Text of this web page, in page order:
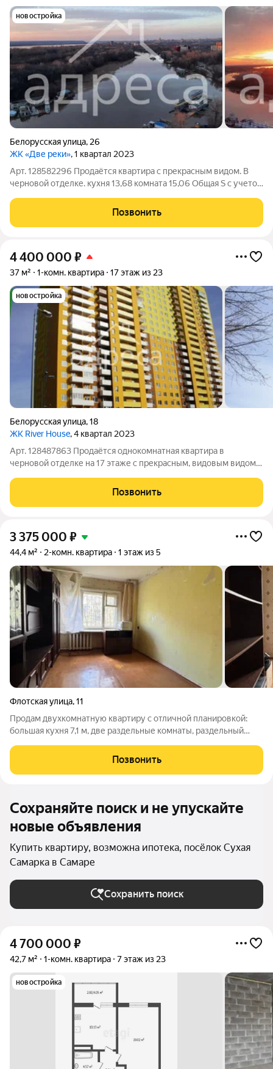
новостройка
Белорусская улица, 26
ЖК «Две реки», 1 квартал 2023
Арт. 128582296 Продаётся квартира с прекрасным видом. В
черновой отделке. кухня 13,68 комната 15,06 Общая S с учетом
транспортная доступность: у дома автобусная остановка.
Никто не прописан. Без
Позвонить
4 400 000 ₽
37 м² 1-комн. квартира 17 этаж из 23
новостройка
Белорусская улица,18
ЖК River House, 4 квартал 2023
Арт. 128487863 Продаётся однокомнатная квартира в
черновой отделке на 17 этаже с прекрасным, видовым видом,
Позвонить
3 375 000 ₽
44,4 м² 2-комн. квартира 1 этаж из 5
Флотская улица,11
Продам двухкомнатную квартиру с отличной планировкой:
большая кухня 7,1 м, две раздельные комнаты, раздельный
во двор, нет шума и пыли дорог. Во дворе большая детская
площадка и, что очень важно
Позвонить
Сохраняйте поиск и не упускайте
новые объявления
Купить квартиру, возможна ипотека, посёлок Сухая
Самарка в Самаре
Сохранить поиск
4 700 000 ₽
42,7 м² 1-комн. квартира 7 этаж из 23
новостройка